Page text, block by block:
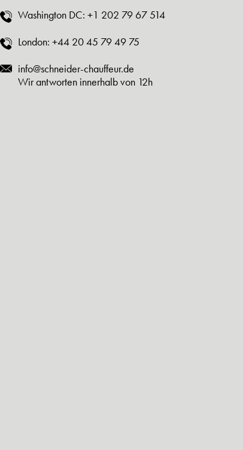
Washington DC: +1 202 79 67 514
London: +44 20 45 79 49 75
info@schneider-chauffeur.de
Wir antworten innerhalb von 12h